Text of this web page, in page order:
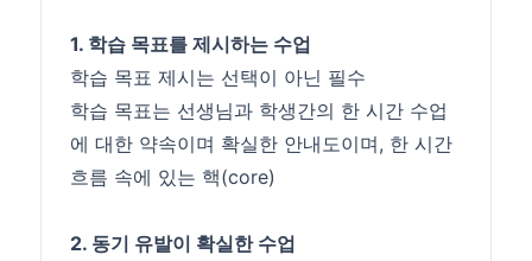
1. 학습 목표를 제시하는 수업
학습 목표 제시는 선택이 아닌 필수
학습 목표는 선생님과 학생간의 한 시간 수업
에 대한 약속이며 확실한 안내도이며, 한 시간
흐름 속에 있는 핵(core)
2. 동기 유발이 확실한 수업